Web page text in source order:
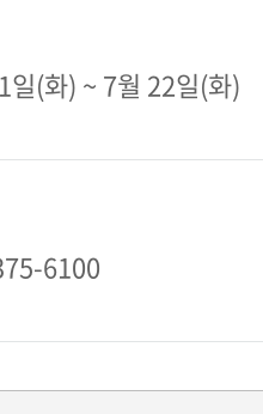
(화) ~ 7월 22일(화)
6100